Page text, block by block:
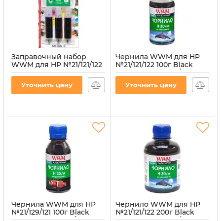
Заправочный набор
WWM для HP №21/121/122
(3 x 20мл) 3шт x 20мл
(IR3.H30/BP)
Уточнить цену
Чернила WWM для HP
№21/121/122 100г Black
пигментная (H30/BP-2)
Артикул:
Уточнить цену
Чернила WWM для HP
№21/129/121 100г Black
Чернило WWM для HP
№21/121/122 200г Black